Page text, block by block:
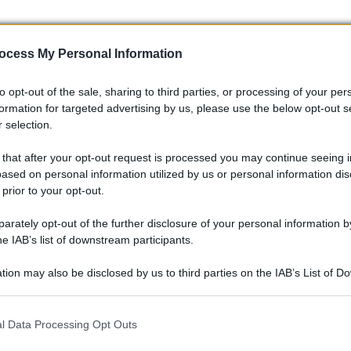
My Personal Information
opt-out of the sale, sharing to third parties, or processing of your
for targeted advertising by us, please use the below opt-out
selection.
that after your opt-out request is processed you may continue seeing
on personal information utilized by us or personal information
to your opt-out.
opt-out of the further disclosure of your personal information
IAB’s list of downstream participants.
may also be disclosed by us to third parties on the IAB’s List of
including but not limited to your visit or usage behaviour. You may
Data Processing Opt Outs
svelata già quest’estate aPebble Beach. Si parla di una
la Lamborghini più potente di sempre. Qualcuno sta già
a vedere Lamborghini entrare nel futuro con potenza e
#Motori #AutoDiLusso